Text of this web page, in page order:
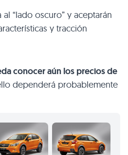
“lado oscuro” y aceptarán
y tracción
conocer aún los precios de
dependerá probablemente